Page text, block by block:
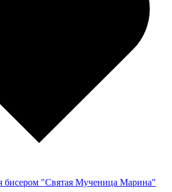
бисером "Святая Мученица Марина"